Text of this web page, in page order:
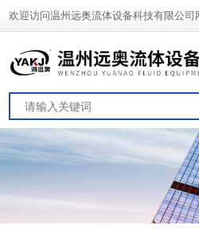
欢迎访问温州远奥流体设备科技有限公司